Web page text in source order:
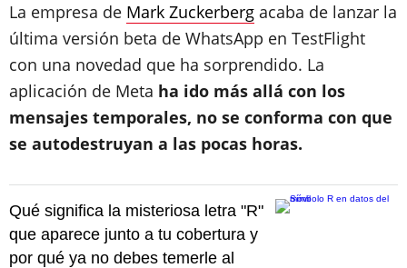
La empresa de Mark Zuckerberg acaba de lanzar la
última versión beta de WhatsApp en TestFlight
con una novedad que ha sorprendido. La
aplicación de Meta ha ido más allá con los
mensajes temporales, no se conforma con que
se autodestruyan a las pocas horas.
Qué significa la misteriosa letra "R"
que aparece junto a tu cobertura y
por qué ya no debes temerle al